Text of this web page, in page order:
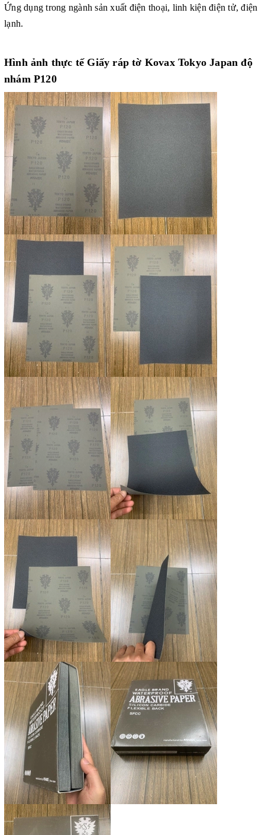
Ứng dụng trong ngành sản xuất điện thoại, linh kiện điện tử, điện
lạnh.
Hình ảnh thực tế Giấy ráp tờ Kovax Tokyo Japan độ
nhám P120